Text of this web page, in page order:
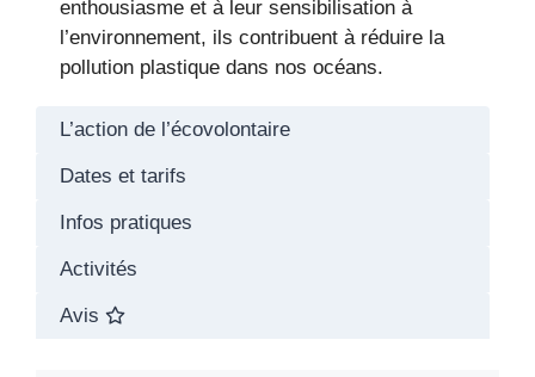
enthousiasme et à leur sensibilisation à
l’environnement, ils contribuent à réduire la
pollution plastique dans nos océans.
L’action de l’écovolontaire
Dates et tarifs
Infos pratiques
Activités
Avis